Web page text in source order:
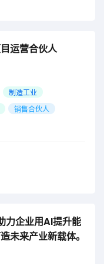
运营合伙人
制造工业
销售合伙人
力企业用AI提升能
未来产业新载体。